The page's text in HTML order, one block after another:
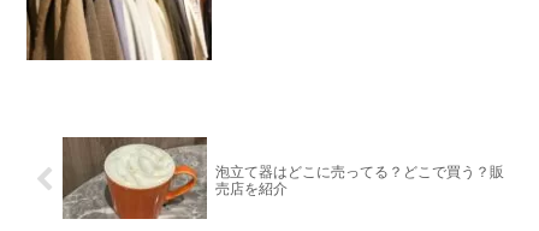
泡立て器はどこに売ってる？どこで買う？販
売店を紹介